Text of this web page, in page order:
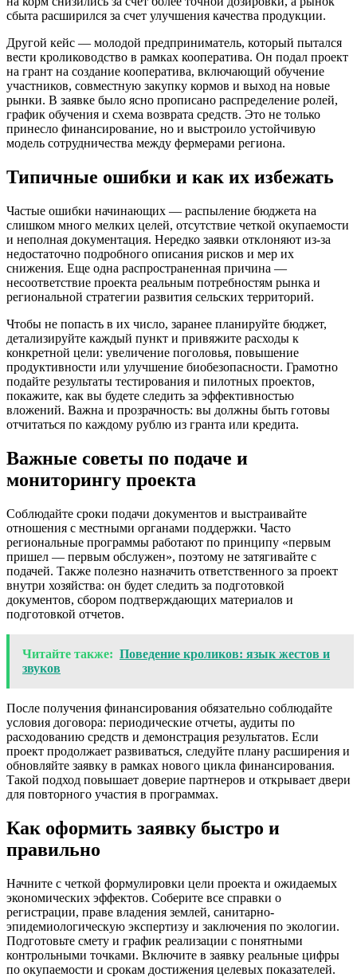
сбыта расширился за счет улучшения качества продукции.
Другой кейс — молодой предприниматель, который пытался
вести кролиководство в рамках кооператива. Он подал проект
на грант на создание кооператива, включающий обучение
участников, совместную закупку кормов и выход на новые
рынки. В заявке было ясно прописано распределение ролей,
график обучения и схема возврата средств. Это не только
принесло финансирование, но и выстроило устойчивую
модель сотрудничества между фермерами региона.
Типичные ошибки и как их избежать
Частые ошибки начинающих — распыление бюджета на
слишком много мелких целей, отсутствие четкой окупаемости
и неполная документация. Нередко заявки отклоняют из-за
недостаточно подробного описания рисков и мер их
снижения. Еще одна распространенная причина —
несоответствие проекта реальным потребностям рынка и
региональной стратегии развития сельских территорий.
Чтобы не попасть в их число, заранее планируйте бюджет,
детализируйте каждый пункт и привяжите расходы к
конкретной цели: увеличение поголовья, повышение
продуктивности или улучшение биобезопасности. Грамотно
подайте результаты тестирования и пилотных проектов,
покажите, как вы будете следить за эффективностью
вложений. Важна и прозрачность: вы должны быть готовы
отчитаться по каждому рублю из гранта или кредита.
Важные советы по подаче и
мониторингу проекта
Соблюдайте сроки подачи документов и выстраивайте
отношения с местными органами поддержки. Часто
региональные программы работают по принципу «первым
пришел — первым обслужен», поэтому не затягивайте с
подачей. Также полезно назначить ответственного за проект
внутри хозяйства: он будет следить за подготовкой
документов, сбором подтверждающих материалов и
подготовкой отчетов.
Читайте также: Поведение кроликов: язык жестов и
звуков
После получения финансирования обязательно соблюдайте
условия договора: периодические отчеты, аудиты по
расходованию средств и демонстрация результатов. Если
проект продолжает развиваться, следуйте плану расширения и
обновляйте заявку в рамках нового цикла финансирования.
Такой подход повышает доверие партнеров и открывает двери
для повторного участия в программах.
Как оформить заявку быстро и
правильно
Начните с четкой формулировки цели проекта и ожидаемых
экономических эффектов. Соберите все справки о
регистрации, праве владения землей, санитарно-
эпидемиологическую экспертизу и заключения по экологии.
Подготовьте смету и график реализации с понятными
контрольными точками. Включите в заявку реальные цифры
по окупаемости и срокам достижения целевых показателей.